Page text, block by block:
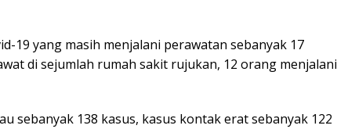
19 yang masih menjalani perawatan sebanyak 17
di sejumlah rumah sakit rujukan, 12 orang menjalani
sebanyak 138 kasus, kasus kontak erat sebanyak 122